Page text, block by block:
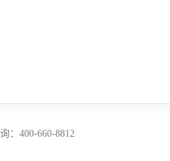
：400-660-8812